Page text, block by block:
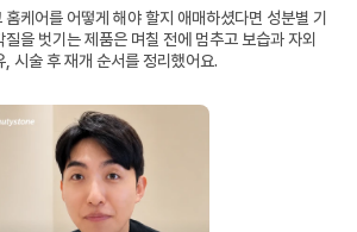
케어를 어떻게 해야 할지 애매하셨다면 성분별 기
을 벗기는 제품은 며칠 전에 멈추고 보습과 자외
시술 후 재개 순서를 정리했어요.